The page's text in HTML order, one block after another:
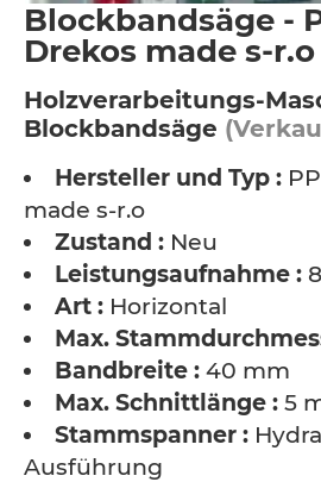
Blockbandsäge -
Drekos made s-r.o
Holzverarbeitungs-
Blockbandsäge
Hersteller und Typ :
made s-r.o
Zustand : Neu
Leistungsaufnahme :
Art : Horizontal
Max.
Bandbreite : 40 mm
Max. Schnittlänge : 5
Stammspanner :
Ausführung